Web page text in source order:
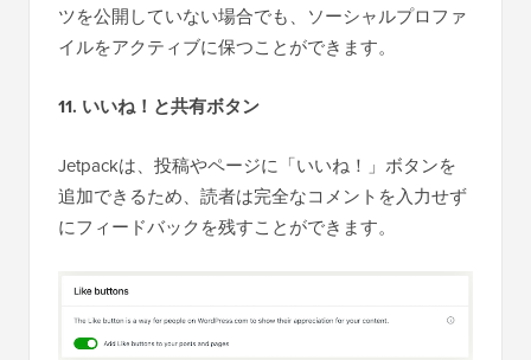
ツを公開していない場合でも、ソーシャルプロファ
イルをアクティブに保つことができます。
11. いいね！と共有ボタン
Jetpackは、投稿やページに「いいね！」ボタンを
追加できるため、読者は完全なコメントを入力せず
にフィードバックを残すことができます。